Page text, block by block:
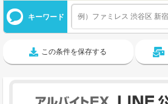
キーワード
この条件を保存する